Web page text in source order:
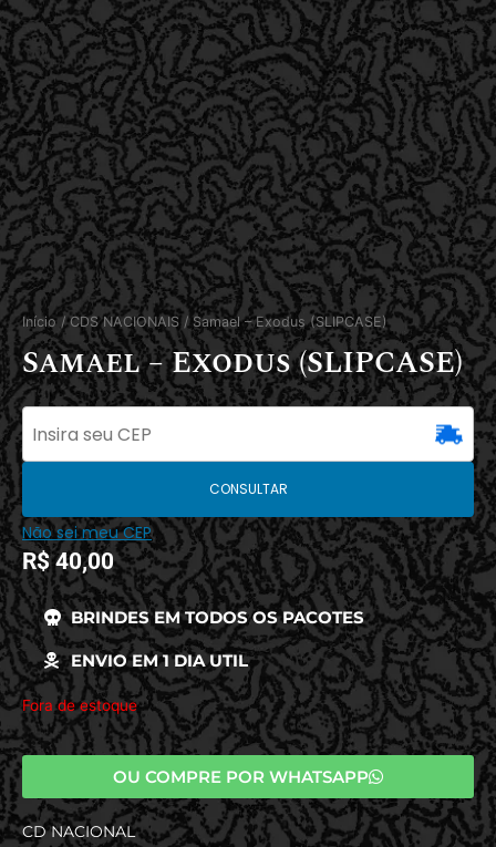
Início/CDS NACIONAIS / Samael – Exodus (SLIPCASE)
Samael – Exodus (SLIPCASE)
CONSULTAR
Não sei meu CEP
R$40,00
BRINDES EM TODOS OS PACOTES
ENVIO EM 1 DIA UTIL
Fora de estoque
OU COMPRE POR WHATSAPP
CD NACIONAL